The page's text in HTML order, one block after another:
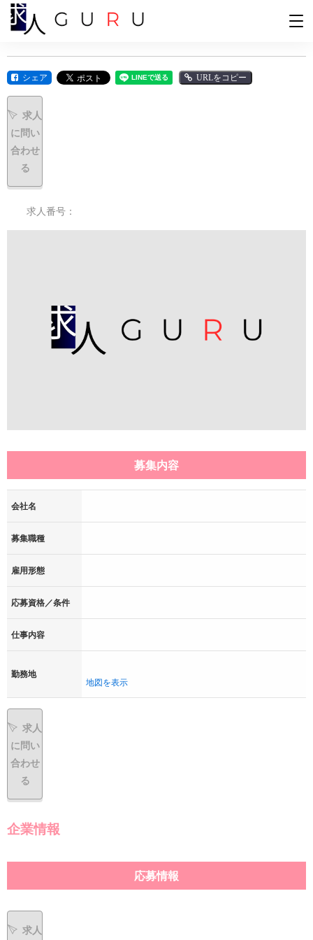
シェア URLをコピー
求人
に問い
合わせ
る
求人番号：
募集内容
会社名
募集職種
雇用形態
応募資格／条件
仕事内容
勤務地
地図を表示
求人
に問い
合わせ
る
企業情報
応募情報
求人